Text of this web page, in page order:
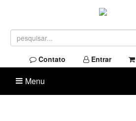
Contato Entrar
Menu